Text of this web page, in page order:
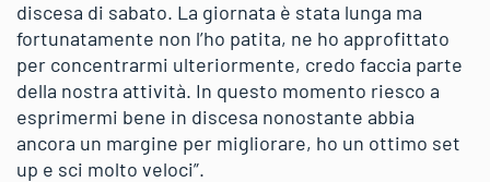
discesa di sabato. La giornata è stata lunga ma
fortunatamente non l’ho patita, ne ho approfittato
per concentrarmi ulteriormente, credo faccia parte
della nostra attività. In questo momento riesco a
esprimermi bene in discesa nonostante abbia
ancora un margine per migliorare, ho un ottimo set
up e sci molto veloci”.